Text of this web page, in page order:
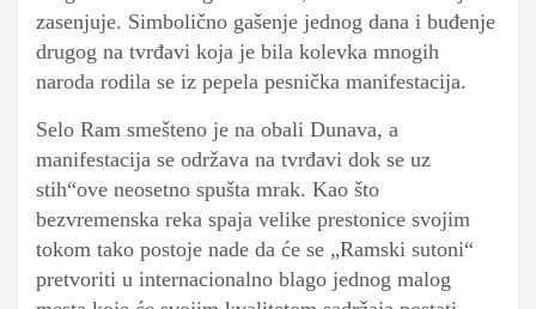
zasenjuje. Simbolično gašenje jednog dana i buđenje
drugog na tvrđavi koja je bila kolevka mnogih
naroda rodila se iz pepela pesnička manifestacija.
Selo Ram smešteno je na obali Dunava, a
manifestacija se održava na tvrđavi dok se uz
stih“ove neosetno spušta mrak. Kao što
bezvremenska reka spaja velike prestonice svojim
tokom tako postoje nade da će se „Ramski sutoni“
pretvoriti u internacionalno blago jednog malog